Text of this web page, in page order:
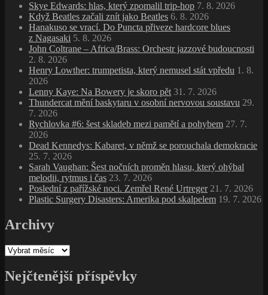
Skye Edwards: hlas, který zpomalil trip‑hop 7. 8. 2026
Když Beatles začali znít jako Beatles 6. 8. 2026
Hanakuso se vrací. Do Puncta přiveze hardcore blues
z Nagasaki 5. 8. 2026
John Coltrane – Africa/Brass: Orchestr jazzové budoucnosti
2. 8. 2026
Henry Lowther: trumpetista, který nemusel stát vpředu 1. 8.
2026
Lenny Kaye: Na Bowery je skoro pět 31. 7. 2026
Thundercat mění baskytaru v osobní nervovou soustavu 29.
7. 2026
Rychlovka #6: šest skladeb mezi pamětí a pohybem 27. 7.
2026
Dead Kennedys: Kabaret, v němž se porouchala demokracie
25. 7. 2026
Sarah Vaughan: Šest nočních proměn hlasu, který ohýbal
melodii, rytmus i čas 23. 7. 2026
Poslední z pařížské noci. Zemřel René Urtreger 21. 7. 2026
Plastic Surgery Disasters: Amerika pod skalpelem 19. 7. 2026
Archivy
Archivy
Nejčtenější příspěvky